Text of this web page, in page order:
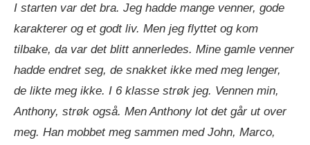
I starten var det bra. Jeg hadde mange venner, gode
karakterer og et godt liv. Men jeg flyttet og kom
tilbake, da var det blitt annerledes. Mine gamle venner
hadde endret seg, de snakket ikke med meg lenger,
de likte meg ikke. I 6 klasse strøk jeg. Vennen min,
Anthony, strøk også. Men Anthony lot det går ut over
meg. Han mobbet meg sammen med John, Marco,